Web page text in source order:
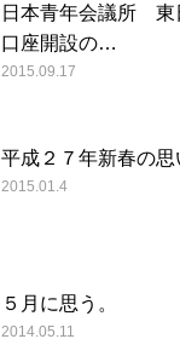
日本青年会議所 東
口座開設の…
2015.09.17
平成２７年新春の思
2015.01.4
５月に思う。
2014.05.11